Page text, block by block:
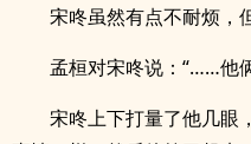
宋咚虽然有点不耐烦，
孟桓对宋咚说：“……他
宋咚上下打量了他几眼